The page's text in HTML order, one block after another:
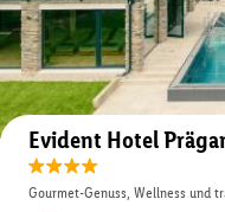
Evident Hotel
Gourmet-Genuss, Wellness und